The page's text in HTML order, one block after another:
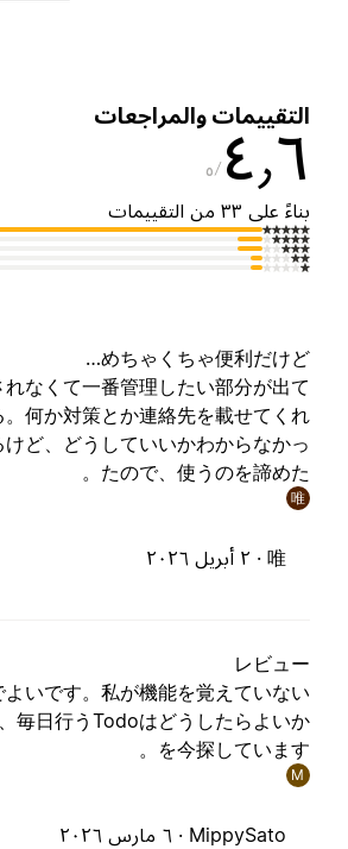
والمراجعات
٥
على ٣٣ من التقييمات
めちゃくちゃ便利だけど
示されなくて一番管理したい部分が出
てる。何か対策とか連絡先を載せてく
かるけど、どうしていいかわからなか
たので、使うのを諦めた
٢ أبريل ٢٠٢٦
レビュ
単でよいです。私が機能を覚えていな
が、毎日行うTodoはどうしたらよい
を今探しています
MippySato · ٦ مارس ٢٠٢٦